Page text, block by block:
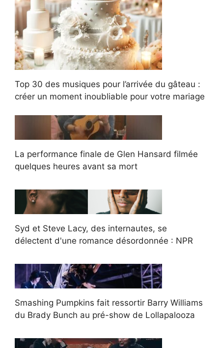
Top 30 des musiques pour l’arrivée du gâteau :
créer un moment inoubliable pour votre mariage
La performance finale de Glen Hansard filmée
quelques heures avant sa mort
Syd et Steve Lacy, des internautes, se
délectent d'une romance désordonnée : NPR
Smashing Pumpkins fait ressortir Barry Williams
du Brady Bunch au pré-show de Lollapalooza